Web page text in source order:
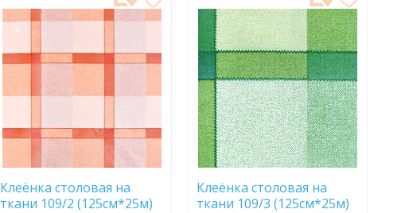
ДОБАВИТЬ
В
ИЗБРАННОЕ
Клеёнка столовая на
ткани 109/2 (125см*25м)
ДОБАВИТЬ
В
ИЗБРАННОЕ
Клеёнка столовая на
ткани 109/3 (125см*25м)